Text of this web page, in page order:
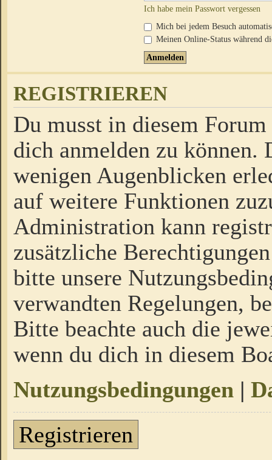
Ich habe mein Passwort vergessen
Mich bei jedem Besuch
Meinen Online-Status während
REGISTRIEREN
Du musst in diesem
dich anmelden zu
wenigen Augenblicken
auf weitere Funktionen
Administration kann
zusätzliche
bitte unsere
verwandten Regelungen,
Bitte beachte auch die
wenn du dich in diesem
Nutzungsbedingungen |
Registrieren